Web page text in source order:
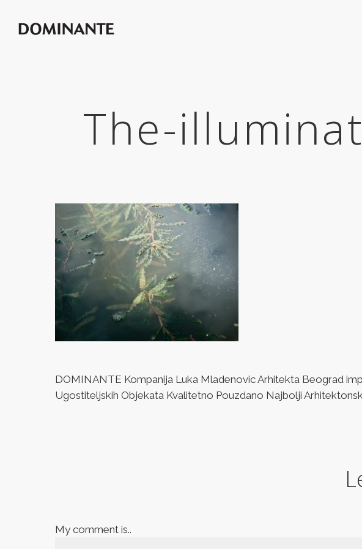
The-
DOMINANTE Kompanija Luka Mladenovic Arhitekta Beograd
Ugostiteljskih Objekata Kvalitetno Pouzdano Najbolji
My comment is..